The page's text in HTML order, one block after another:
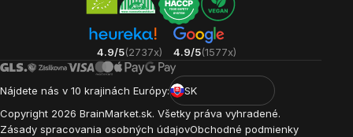
4.9/5(2737x) 4.9/5(1577x)
Nájdete nás v 10 krajinách Európy:
SK
Copyright 2026 BrainMarket.sk. Všetky práva vyhradené.
Zásady spracovania osobných údajovObchodné podmienky